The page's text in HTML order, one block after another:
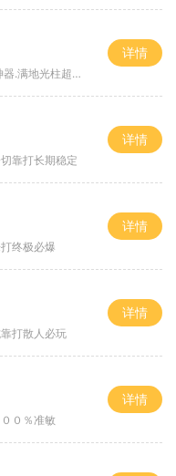
满地光柱超激情
详情
靠打长期稳定
详情
终极必爆
详情
打散人必玩
详情
０％准敏
详情